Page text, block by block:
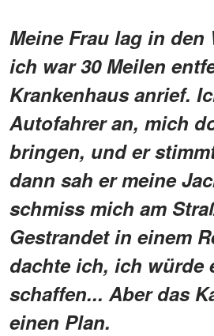
Meine Frau lag in den
ich war 30 Meilen
Krankenhaus anrief.
Autofahrer an, mich
bringen, und er
dann sah er meine
schmiss mich am
Gestrandet in einem
dachte ich, ich würde
schaffen... Aber das
einen Plan.